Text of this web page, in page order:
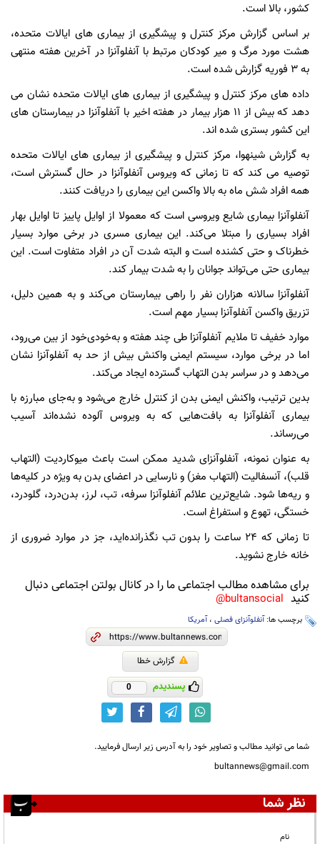
کشور، بالا است.
بر اساس گزارش مرکز کنترل و پیشگیری از بیماری های ایالات متحده،
هشت مورد مرگ و میر کودکان مرتبط با آنفلوآنزا در آخرین هفته منتهی
به ۳ فوریه گزارش شده است.
داده های مرکز کنترل و پیشگیری از بیماری های ایالات متحده نشان می
دهد که بیش از ۱۱ هزار بیمار در هفته اخیر با آنفلوآنزا در بیمارستان های
این کشور بستری شده اند.
به گزارش شینهوا، مرکز کنترل و پیشگیری از بیماری های ایالات متحده
توصیه می کند که تا زمانی که ویروس آنفلوآنزا در حال گسترش است،
همه افراد شش ماه به بالا واکسن این بیماری را دریافت کنند.
آنفلوآنزا بیماری شایع ویروسی است که معمولا از اوایل پاییز تا اوایل بهار
افراد بسیاری را مبتلا می‌کند. این بیماری مسری در برخی موارد بسیار
خطرناک و حتی کشنده است و البته شدت آن در افراد متفاوت است. این
بیماری حتی می‌تواند جوانان را به‌ شدت بیمار کند.
آنفلوآنزا سالانه هزاران نفر را راهی بیمارستان می‌کند و به همین دلیل،
تزریق واکسن آنفلوآنزا بسیار مهم است.
موارد خفیف تا ملایم آنفلوآنزا طی چند هفته و به‌خودی‌خود از بین می‌رود،
اما در برخی موارد، سیستم ایمنی واکنش بیش از حد به آنفلوآنزا نشان
می‌دهد و در سراسر بدن التهاب گسترده ایجاد می‌کند.
بدین ترتیب، واکنش ایمنی بدن از کنترل خارج می‌شود و به‌جای مبارزه با
بیماری آنفلوآنزا به بافت‌هایی که به ویروس آلوده نشده‌اند آسیب
می‌رساند.
به‌ عنوان نمونه، آنفلوآنزای شدید ممکن است باعث میوکاردیت (التهاب
قلب)، آنسفالیت (التهاب مغز) و نارسایی در اعضای بدن به ویژه در کلیه‌ها
و ریه‌ها شود. شایع‌ترین علائم آنفلوآنزا سرفه، تب، لرز، بدن‌درد، گلودرد،
خستگی، تهوع و استفراغ است.
تا زمانی که ۲۴ ساعت را بدون تب نگذرانده‌اید، جز در موارد ضروری از
خانه خارج نشوید.
برای مشاهده مطالب اجتماعی ما را در کانال بولتن اجتماعی دنبال
کنید bultansocial@
برچسب ها:آنفلوآنزای فصلی ،آمریکا
گزارش خطا
پسندیدم 0
شما می توانید مطالب و تصاویر خود را به آدرس زیر ارسال فرمایید.
bultannews@gmail.com
نظر شما
نام